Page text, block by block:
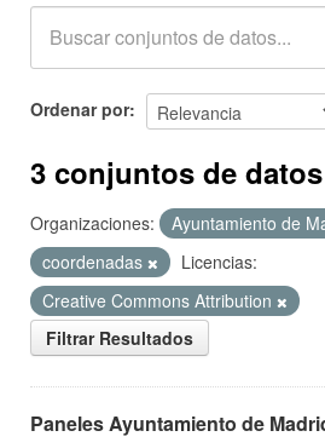
Ordenar por
3 conjuntos de
Organizaciones: Ayuntamiento de
coordenadas
Licencias:
Creative Commons Attribution
Filtrar Resultados
Paneles Ayuntamiento de